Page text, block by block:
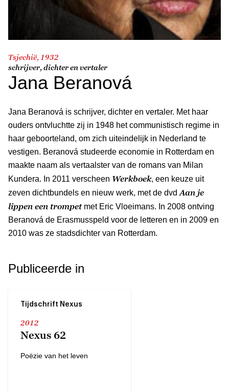
Tsjechië, 1932
schrijver, dichter en vertaler
Jana Beranová
Jana Beranová is schrijver, dichter en vertaler. Met haar
ouders ontvluchtte zij in 1948 het communistisch regime in
haar geboorteland, om zich uiteindelijk in Nederland te
vestigen. Beranová studeerde economie in Rotterdam en
maakte naam als vertaalster van de romans van Milan
Kundera. In 2011 verscheen Werkboek, een keuze uit
zeven dichtbundels en nieuw werk, met de dvd Aan je
lippen een trompetmet Eric Vloeimans. In 2008 ontving
Beranová de Erasmusspeld voor de letteren en in 2009 en
2010 was ze stadsdichter van Rotterdam.
Publiceerde in
Tijdschrift Nexus
2012
Nexus 62
Poëzie van het leven